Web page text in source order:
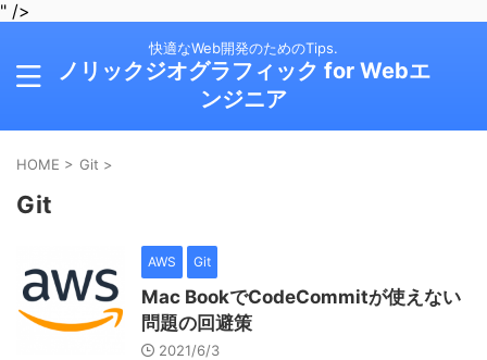
" />
快適なWeb開発のためのTips.
ノリックジオグラフィック for Webエ
ンジニア
HOME > Git >
Git
AWS Git
Mac BookでCodeCommitが使えない
問題の回避策
2021/6/3